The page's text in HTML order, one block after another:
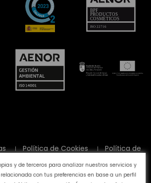
y de terceros para analizar nuestros servicios y
con tus preferencias en base a un perfil
Política de Cookies
Política de